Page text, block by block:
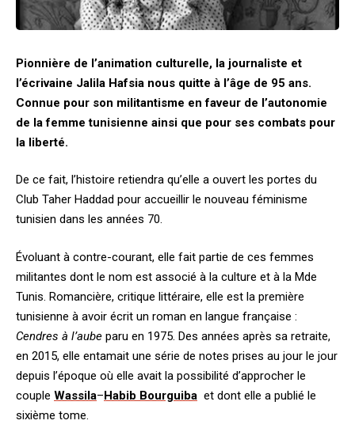
Pionnière de l’animation culturelle, la journaliste et
l’écrivaine Jalila Hafsia nous quitte à l’âge de 95 ans.
Connue pour son militantisme en faveur de l’autonomie
de la femme tunisienne ainsi que pour ses combats pour
la liberté.
De ce fait, l’histoire retiendra qu’elle a ouvert les portes du
Club Taher Haddad pour accueillir le nouveau féminisme
tunisien dans les années 70.
Évoluant à contre-courant, elle fait partie de ces femmes
militantes dont le nom est associé à la culture et à la Mde
Tunis. Romancière, critique littéraire, elle est la première
tunisienne à avoir écrit un roman en langue française :
Cendres à l’aube paru en 1975. Des années après sa retraite,
en 2015, elle entamait une série de notes prises au jour le jour
depuis l’époque où elle avait la possibilité d’approcher le
couple Wassila–Habib Bourguiba et dont elle a publié le
sixième tome.